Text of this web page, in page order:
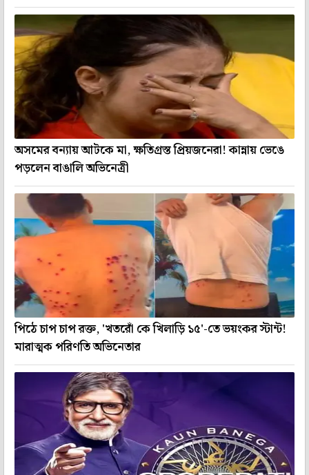
অসমের বন্যায় আটকে মা, ক্ষতিগ্রস্ত প্রিয়জনেরা! কান্নায় ভেঙে
পড়লেন বাঙালি অভিনেত্রী
পিঠে চাপ চাপ রক্ত, 'খতরোঁ কে খিলাড়ি ১৫'-তে ভয়ংকর স্টান্ট!
মারাত্মক পরিণতি অভিনেতার